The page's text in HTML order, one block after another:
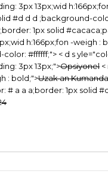
3px 13px;wid
#d d d ;background-
1px solid
h:166px;fon -weigh :
#ffffff;"> < d s
3px 13px;">Opsiyonel
: bold;">Uzak an Kumanda
a a a;border: 1px solid